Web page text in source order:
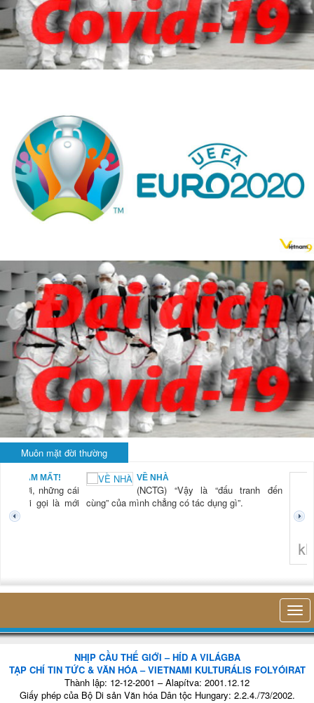
Muôn mặt đời thường
NAM MẤT!
“Xời, những cái
mới gọi là mới
VỀ NHÀ
(NCTG) “Vậy là “đấu tranh đến
cùng” của mình chẳng có tác dụng gì”.
NHỊP CẦU THẾ GIỚI – HÍD A VILÁGBA
TẠP CHÍ TIN TỨC & VĂN HÓA – VIETNAMI KULTURÁLIS FOLYÓIRAT
Thành lập: 12-12-2001 – Alapítva: 2001.12.12
Giấy phép của Bộ Di sản Văn hóa Dân tộc Hungary: 2.2.4./73/2002.